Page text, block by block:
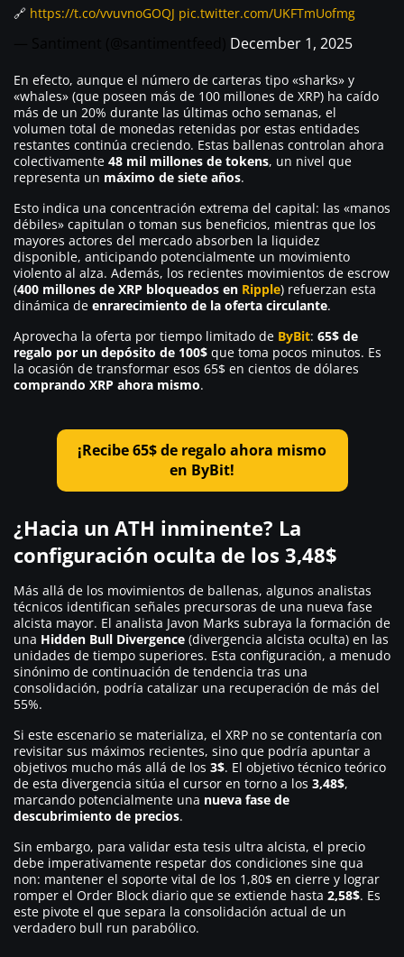
🔗 https://t.co/vvuvnoGOQJ pic.twitter.com/UKFTmUofmg
December 1, 2025
En efecto, aunque el número de carteras tipo «sharks» y
«whales» (que poseen más de 100 millones de XRP) ha caído
más de un 20% durante las últimas ocho semanas, el
volumen total de monedas retenidas por estas entidades
restantes continúa creciendo. Estas ballenas controlan ahora
colectivamente 48 mil millones de tokens, un nivel que
representa un máximo de siete años.
Esto indica una concentración extrema del capital: las «manos
débiles» capitulan o toman sus beneficios, mientras que los
mayores actores del mercado absorben la liquidez
disponible, anticipando potencialmente un movimiento
violento al alza. Además, los recientes movimientos de escrow
(400 millones de XRP bloqueados en Ripple) refuerzan esta
dinámica de enrarecimiento de la oferta circulante.
Aprovecha la oferta por tiempo limitado de ByBit: 65$ de
regalo por un depósito de 100$ que toma pocos minutos. Es
la ocasión de transformar esos 65$ en cientos de dólares
comprando XRP ahora mismo.
¡Recibe 65$ de regalo ahora mismo
en ByBit!
¿Hacia un ATH inminente? La
configuración oculta de los 3,48$
Más allá de los movimientos de ballenas, algunos analistas
técnicos identifican señales precursoras de una nueva fase
alcista mayor. El analista Javon Marks subraya la formación de
una Hidden Bull Divergence (divergencia alcista oculta) en las
unidades de tiempo superiores. Esta configuración, a menudo
sinónimo de continuación de tendencia tras una
consolidación, podría catalizar una recuperación de más del
55%.
Si este escenario se materializa, el XRP no se contentaría con
revisitar sus máximos recientes, sino que podría apuntar a
objetivos mucho más allá de los 3$. El objetivo técnico teórico
de esta divergencia sitúa el cursor en torno a los 3,48$,
marcando potencialmente una nueva fase de
descubrimiento de precios.
Sin embargo, para validar esta tesis ultra alcista, el precio
debe imperativamente respetar dos condiciones sine qua
non: mantener el soporte vital de los 1,80$ en cierre y lograr
romper el Order Block diario que se extiende hasta 2,58$. Es
este pivote el que separa la consolidación actual de un
verdadero bull run parabólico.